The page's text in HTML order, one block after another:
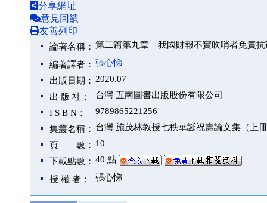
分享網址
意見回饋
友善列印
論著名稱： 第二篇第九章 我國財報不實吹哨者免責抗
編著譯者： 張心悌
出版日期： 2020.07
出 版 社：
台灣 五南圖書出版股份有限公司
I S B N：
9789865221256
集叢名稱： 台灣 施茂林教授七秩華誕祝壽論文集（上
頁 數： 10
下載點數： 40 點
授 權 者： 張心悌